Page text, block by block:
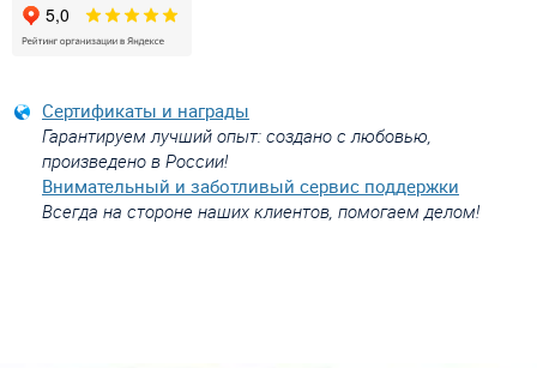
Сертификаты и награды
Гарантируем лучший опыт: создано с любовью,
произведено в России!
Внимательный и заботливый сервис поддержки
Всегда на стороне наших клиентов, помогаем делом!